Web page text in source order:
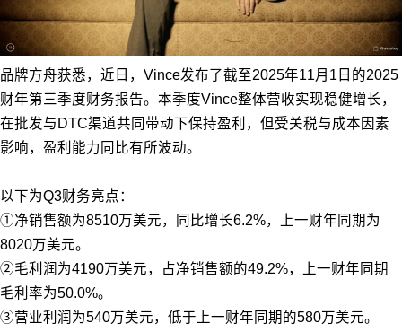
品牌方舟获悉，近日，Vince发布了截至2025年11月1日的2025
财年第三季度财务报告。本季度Vince整体营收实现稳健增长，
在批发与DTC渠道共同带动下保持盈利，但受关税与成本因素
影响，盈利能力同比有所波动。
以下为Q3财务亮点：
①净销售额为8510万美元，同比增长6.2%，上一财年同期为
8020万美元。
②毛利润为4190万美元，占净销售额的49.2%，上一财年同期
毛利率为50.0%。
③营业利润为540万美元，低于上一财年同期的580万美元。